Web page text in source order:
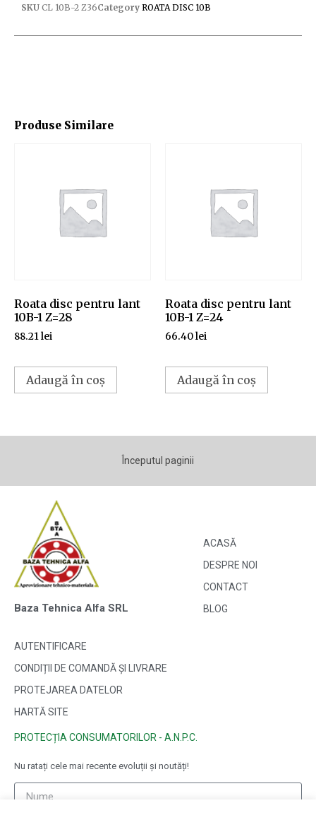
Produse Similare
Roata disc pentru lant
10B-1 Z=28
88.21lei
Adaugă în coș
Roata disc pentru lant
10B-1 Z=24
66.40lei
Adaugă în coș
SKU CL 10B-2 Z36Category ROATA DISC 10B
Începutul paginii
Baza Tehnica Alfa SRL
ACASĂ
DESPRE NOI
CONTACT
BLOG
AUTENTIFICARE
CONDIȚII DE COMANDĂ ȘI LIVRARE
PROTEJAREA DATELOR
HARTĂ SITE
PROTECȚIA CONSUMATORILOR - A.N.P.C.
Nu ratați cele mai recente evoluții și noutăți!